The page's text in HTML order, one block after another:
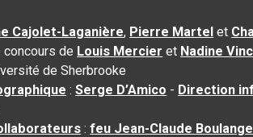
Cajolet-Laganière, Pierre Martel et
concours de Louis Mercier et Nadine
de Sherbrooke
:Serge D’Amico - Direction
:feu Jean-Claude